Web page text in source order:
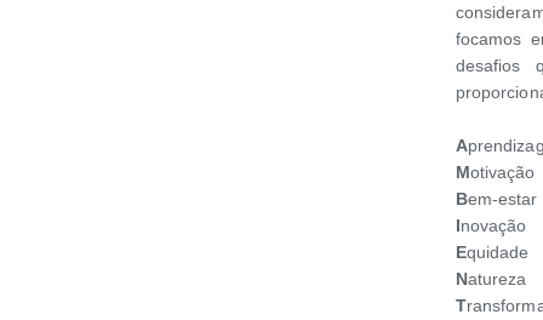
focamos
desafios
A
Motivação
Bem-estar
Inovação
Equidade
Natureza
T